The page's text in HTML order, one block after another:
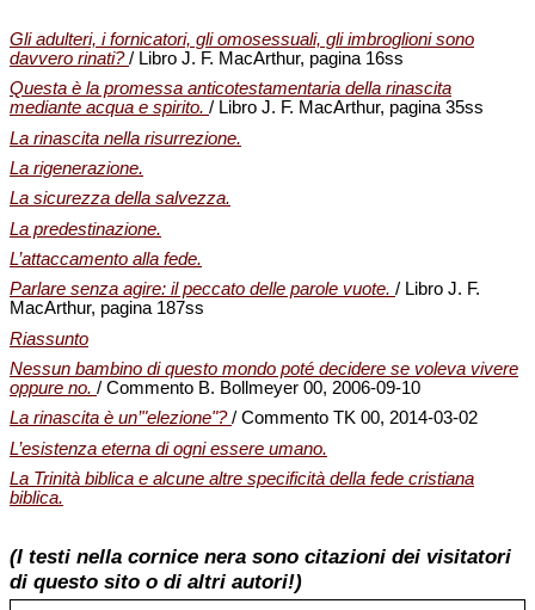
Gli adulteri, i fornicatori, gli omosessuali, gli imbroglioni sono
davvero rinati?/ Libro J. F. MacArthur, pagina 16ss
Questa è la promessa anticotestamentaria della rinascita
mediante acqua e spirito. / Libro J. F. MacArthur, pagina 35ss
La rinascita nella risurrezione.
La rigenerazione.
La sicurezza della salvezza.
La predestinazione.
L’attaccamento alla fede.
Parlare senza agire: il peccato delle parole vuote. / Libro J. F.
MacArthur, pagina 187ss
Riassunto
Nessun bambino di questo mondo poté decidere se voleva vivere
oppure no. / Commento B. Bollmeyer 00, 2006-09-10
La rinascita è un’"elezione"?/ Commento TK 00, 2014-03-02
L’esistenza eterna di ogni essere umano.
La Trinità biblica e alcune altre specificità della fede cristiana
biblica.
(I testi nella cornice nera sono citazioni dei visitatori
di questo sito o di altri autori!)